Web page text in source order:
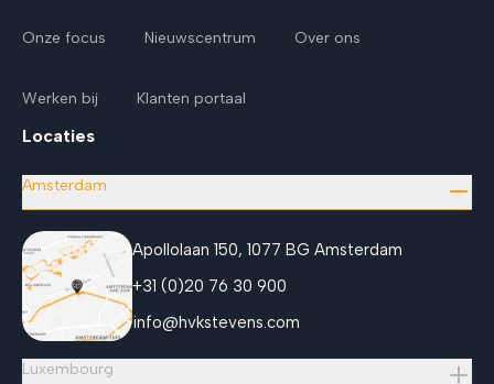
Onze focus Nieuwscentrum Over ons
Werken bij Klanten portaal
Locaties
Amsterdam
Apollolaan 150, 1077 BG Amsterdam
+31 (0)20 76 30 900
info@hvkstevens.com
Luxembourg